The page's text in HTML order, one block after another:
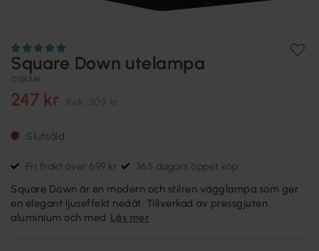
Square Down utelampa
OSRAM
247 kr Rek. 309 kr
Slutsåld
Fri frakt över 699 kr 365 dagars öppet köp
Square Down är en modern och stilren vägglampa som ger
en elegant ljuseffekt nedåt. Tillverkad av pressgjuten
aluminium och med Läs mer